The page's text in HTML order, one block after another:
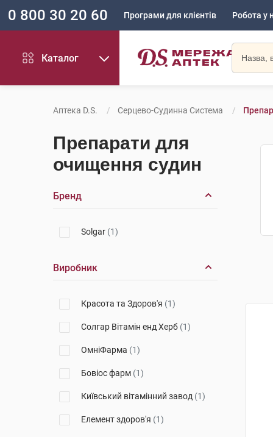
0 800 30 20 60 Програми для клієнтів Робота у
Каталог
Аптека D.S. Серцево-Судинна Система
Препарати для
очищення судин
Бренд
Solgar (1)
Виробник
Красота та Здоров'я (1)
Солгар Вітамін енд Херб (1)
ОмніФарма (1)
Бовіос фарм (1)
Київський вітамінний завод (1)
Елемент здоров'я (1)